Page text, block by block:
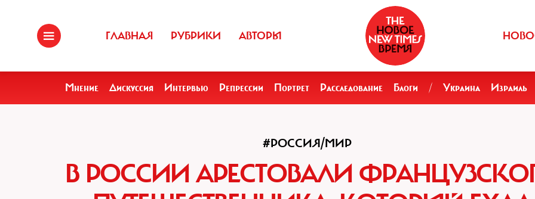
ГЛАВНАЯ РУБРИКИ АВТОРЫ
Мнение Дискуссия Интервью Репрессии Портрет Расследование Блоги / Украина Израиль
#РОССИЯ/МИР
В РОССИИ АРЕСТОВАЛИ